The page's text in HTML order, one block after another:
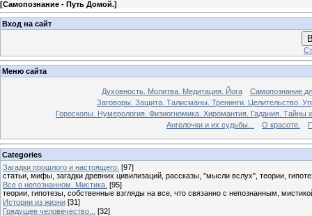
[Самопознание - Путь Домой.]
Вход на сайт
Меню сайта
Духовность. Молитва. Медитация. Йога
Самопознание
Заговоры. Защита. Талисманы. Тренинги. Целительство.
Гороскопы. Нумерология. Физиогномика. Хиромантия. Гадания. Тайны
Ангелочки и их судьбы...
О красоте.
Categories
Загадки прошлого и настоящего. [97]
статьи, мифы, загадки древних цивилизаций, рассказы, "мысли вслух", теории,
Все о непознанном. Мистика. [95]
теории, гипотезы, собственные взгляды на все, что связанно с непознанным,
Истории из жизни [31]
Грядущее человечество...
[32]